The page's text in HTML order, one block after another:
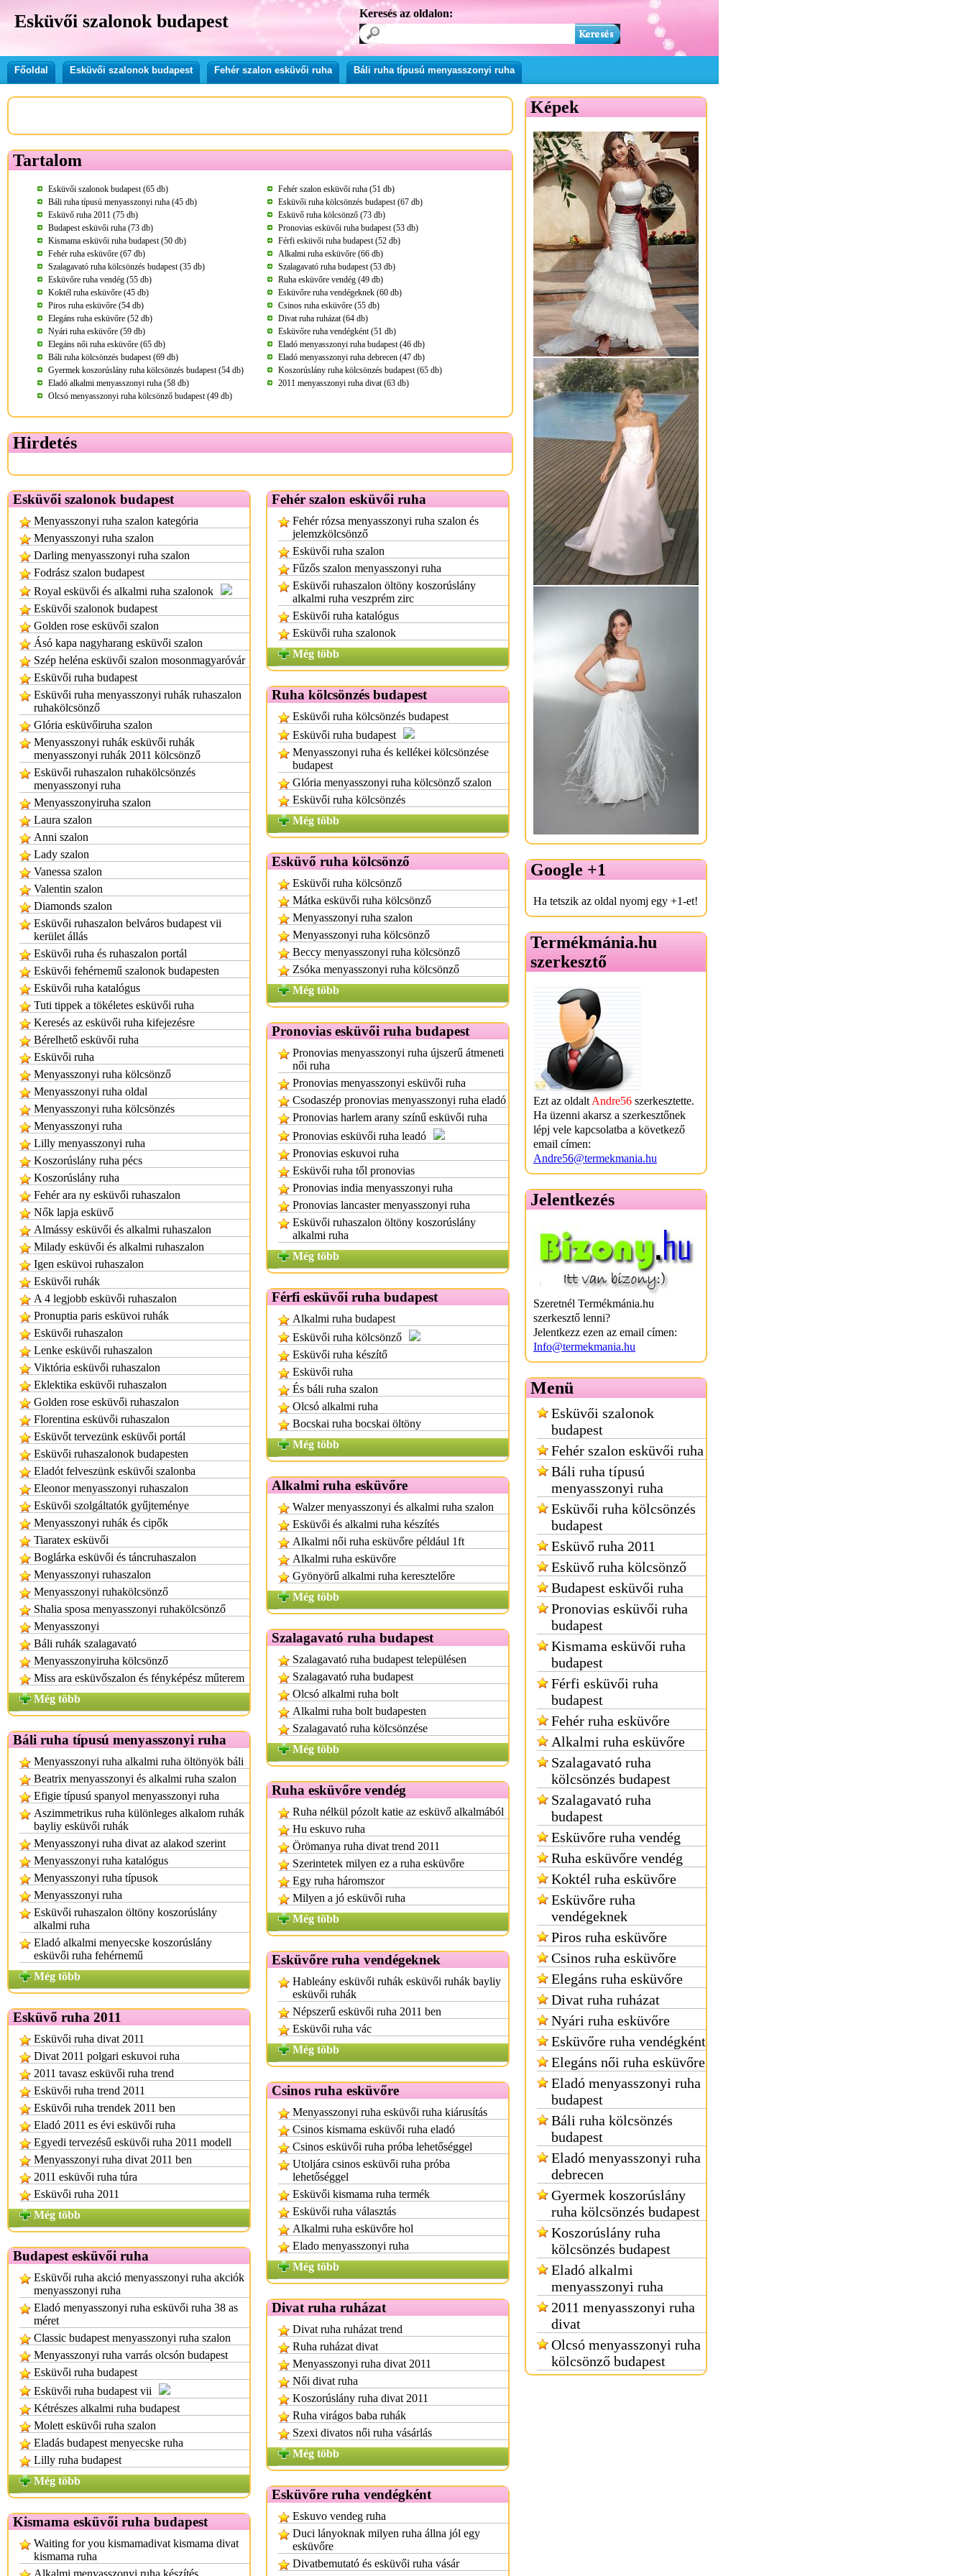
Esküvői szalonok budapest Keresés az oldalon:
Főoldal Esküvői szalonok budapest Fehér szalon esküvői ruha Báli ruha típusú menyasszonyi ruha
Tartalom
Esküvői szalonok budapest (65 db)
Fehér szalon esküvői ruha (51 db)
Báli ruha típusú menyasszonyi ruha (45 db)
Esküvői ruha kölcsönzés budapest (67 db)
Esküvő ruha 2011 (75 db)
Esküvő ruha kölcsönző (73 db)
Budapest esküvői ruha (73 db)
Pronovias esküvői ruha budapest (53 db)
Kismama esküvői ruha budapest (50 db)
Férfi esküvői ruha budapest (52 db)
Fehér ruha esküvőre (67 db)
Alkalmi ruha esküvőre (66 db)
Szalagavató ruha kölcsönzés budapest (35 db)
Szalagavató ruha budapest (53 db)
Esküvőre ruha vendég (55 db)
Ruha esküvőre vendég (49 db)
Koktél ruha esküvőre (45 db)
Esküvőre ruha vendégeknek (60 db)
Piros ruha esküvőre (54 db)
Csinos ruha esküvőre (55 db)
Elegáns ruha esküvőre (52 db)
Divat ruha ruházat (64 db)
Nyári ruha esküvőre (59 db)
Esküvőre ruha vendégként (51 db)
Elegáns női ruha esküvőre (65 db)
Eladó menyasszonyi ruha budapest (46 db)
Báli ruha kölcsönzés budapest (69 db)
Eladó menyasszonyi ruha debrecen (47 db)
Gyermek koszorúslány ruha kölcsönzés budapest (54 db)
Koszorúslány ruha kölcsönzés budapest (65 db)
Eladó alkalmi menyasszonyi ruha (58 db)
2011 menyasszonyi ruha divat (63 db)
Olcsó menyasszonyi ruha kölcsönző budapest (49 db)
Hirdetés
Esküvői szalonok budapest
Menyasszonyi ruha szalon kategória
Menyasszonyi ruha szalon
Darling menyasszonyi ruha szalon
Fodrász szalon budapest
Royal esküvői és alkalmi ruha szalonok
Esküvői szalonok budapest
Golden rose esküvői szalon
Ásó kapa nagyharang esküvői szalon
Szép heléna esküvői szalon mosonmagyaróvár
Esküvői ruha budapest
Esküvői ruha menyasszonyi ruhák ruhaszalon
ruhakölcsönző
Glória esküvőiruha szalon
Menyasszonyi ruhák esküvői ruhák
menyasszonyi ruhák 2011 kölcsönző
Esküvői ruhaszalon ruhakölcsönzés
menyasszonyi ruha
Menyasszonyiruha szalon
Laura szalon
Anni szalon
Lady szalon
Vanessa szalon
Valentin szalon
Diamonds szalon
Esküvői ruhaszalon belváros budapest vii
kerület állás
Esküvői ruha és ruhaszalon portál
Esküvői fehérnemű szalonok budapesten
Esküvői ruha katalógus
Tuti tippek a tökéletes esküvői ruha
Keresés az esküvői ruha kifejezésre
Bérelhető esküvői ruha
Esküvői ruha
Menyasszonyi ruha kölcsönző
Menyasszonyi ruha oldal
Menyasszonyi ruha kölcsönzés
Menyasszonyi ruha
Lilly menyasszonyi ruha
Koszorúslány ruha pécs
Koszorúslány ruha
Fehér ara ny esküvői ruhaszalon
Nők lapja esküvő
Almássy esküvői és alkalmi ruhaszalon
Milady esküvői és alkalmi ruhaszalon
Igen esküvoi ruhaszalon
Esküvői ruhák
A 4 legjobb esküvői ruhaszalon
Pronuptia paris esküvoi ruhák
Esküvői ruhaszalon
Lenke esküvői ruhaszalon
Viktória esküvői ruhaszalon
Eklektika esküvői ruhaszalon
Golden rose esküvői ruhaszalon
Florentina esküvői ruhaszalon
Esküvőt tervezünk esküvői portál
Esküvői ruhaszalonok budapesten
Eladót felveszünk esküvői szalonba
Eleonor menyasszonyi ruhaszalon
Esküvői szolgáltatók gyűjteménye
Menyasszonyi ruhák és cipők
Tiaratex esküvői
Boglárka esküvői és táncruhaszalon
Menyasszonyi ruhaszalon
Menyasszonyi ruhakölcsönző
Shalia sposa menyasszonyi ruhakölcsönző
Menyasszonyi
Báli ruhák szalagavató
Menyasszonyiruha kölcsönző
Miss ara esküvőszalon és fényképész műterem
Még több
Báli ruha típusú menyasszonyi ruha
Menyasszonyi ruha alkalmi ruha öltönyök báli
Beatrix menyasszonyi és alkalmi ruha szalon
Efigie típusú spanyol menyasszonyi ruha
Aszimmetrikus ruha különleges alkalom ruhák
bayliy esküvői ruhák
Menyasszonyi ruha divat az alakod szerint
Menyasszonyi ruha katalógus
Menyasszonyi ruha típusok
Menyasszonyi ruha
Esküvői ruhaszalon öltöny koszorúslány
alkalmi ruha
Eladó alkalmi menyecske koszorúslány
esküvői ruha fehérnemű
Még több
Esküvő ruha 2011
Esküvői ruha divat 2011
Divat 2011 polgari eskuvoi ruha
2011 tavasz esküvői ruha trend
Esküvői ruha trend 2011
Esküvői ruha trendek 2011 ben
Eladó 2011 es évi esküvői ruha
Egyedi tervezésű esküvői ruha 2011 modell
Menyasszonyi ruha divat 2011 ben
2011 esküvői ruha túra
Esküvői ruha 2011
Még több
Budapest esküvői ruha
Esküvői ruha akció menyasszonyi ruha akciók
menyasszonyi ruha
Eladó menyasszonyi ruha esküvői ruha 38 as
méret
Classic budapest menyasszonyi ruha szalon
Menyasszonyi ruha varrás olcsón budapest
Esküvői ruha budapest
Esküvői ruha budapest vii
Kétrészes alkalmi ruha budapest
Molett esküvői ruha szalon
Eladás budapest menyecske ruha
Lilly ruha budapest
Még több
Kismama esküvői ruha budapest
Waiting for you kismamadivat kismama divat
kismama ruha
Alkalmi menyasszonyi ruha készítés
Fehér szalon esküvői ruha
Fehér rózsa menyasszonyi ruha szalon és
jelemzkölcsönző
Esküvői ruha szalon
Fűzős szalon menyasszonyi ruha
Esküvői ruhaszalon öltöny koszorúslány
alkalmi ruha veszprém zirc
Esküvői ruha katalógus
Esküvői ruha szalonok
Még több
Ruha kölcsönzés budapest
Esküvői ruha kölcsönzés budapest
Esküvői ruha budapest
Menyasszonyi ruha és kellékei kölcsönzése
budapest
Glória menyasszonyi ruha kölcsönző szalon
Esküvői ruha kölcsönzés
Még több
Esküvő ruha kölcsönző
Esküvői ruha kölcsönző
Mátka esküvői ruha kölcsönző
Menyasszonyi ruha szalon
Menyasszonyi ruha kölcsönző
Beccy menyasszonyi ruha kölcsönző
Zsóka menyasszonyi ruha kölcsönző
Még több
Pronovias esküvői ruha budapest
Pronovias menyasszonyi ruha újszerű átmeneti
női ruha
Pronovias menyasszonyi esküvői ruha
Csodaszép pronovias menyasszonyi ruha eladó
Pronovias harlem arany színű esküvői ruha
Pronovias esküvői ruha leadó
Pronovias eskuvoi ruha
Esküvői ruha től pronovias
Pronovias india menyasszonyi ruha
Pronovias lancaster menyasszonyi ruha
Esküvői ruhaszalon öltöny koszorúslány
alkalmi ruha
Még több
Férfi esküvői ruha budapest
Alkalmi ruha budapest
Esküvői ruha kölcsönző
Esküvői ruha készítő
Esküvői ruha
És báli ruha szalon
Olcsó alkalmi ruha
Bocskai ruha bocskai öltöny
Még több
Alkalmi ruha esküvőre
Walzer menyasszonyi és alkalmi ruha szalon
Esküvői és alkalmi ruha készítés
Alkalmi női ruha esküvőre például 1ft
Alkalmi ruha esküvőre
Gyönyörű alkalmi ruha keresztelőre
Még több
Szalagavató ruha budapest
Szalagavató ruha budapest településen
Szalagavató ruha budapest
Olcsó alkalmi ruha bolt
Alkalmi ruha bolt budapesten
Szalagavató ruha kölcsönzése
Még több
Ruha esküvőre vendég
Ruha nélkül pózolt katie az esküvő alkalmából
Hu eskuvo ruha
Örömanya ruha divat trend 2011
Szerintetek milyen ez a ruha esküvőre
Egy ruha háromszor
Milyen a jó esküvői ruha
Még több
Esküvőre ruha vendégeknek
Hableány esküvői ruhák esküvői ruhák bayliy
esküvői ruhák
Népszerű esküvői ruha 2011 ben
Esküvői ruha vác
Még több
Csinos ruha esküvőre
Menyasszonyi ruha esküvői ruha kiárusítás
Csinos kismama esküvői ruha eladó
Csinos esküvői ruha próba lehetőséggel
Utoljára csinos esküvői ruha próba
lehetőséggel
Esküvői kismama ruha termék
Esküvői ruha választás
Alkalmi ruha esküvőre hol
Elado menyasszonyi ruha
Még több
Divat ruha ruházat
Divat ruha ruházat trend
Ruha ruházat divat
Menyasszonyi ruha divat 2011
Női divat ruha
Koszorúslány ruha divat 2011
Ruha virágos baba ruhák
Szexi divatos női ruha vásárlás
Még több
Esküvőre ruha vendégként
Eskuvo vendeg ruha
Duci lányoknak milyen ruha állna jól egy
esküvőre
Divatbemutató és esküvői ruha vásár
Képek
Google +1
Ha tetszik az oldal nyomj egy +1-et!
Termékmánia.hu
szerkesztő
Ezt az oldalt Andre56 szerkesztette.
Ha üzenni akarsz a szerkesztőnek
lépj vele kapcsolatba a következő
email címen:
Andre56@termekmania.hu
Jelentkezés
Szeretnél Termékmánia.hu
szerkesztő lenni?
Jelentkezz ezen az email címen:
Info@termekmania.hu
Menü
Esküvői szalonok
budapest
Fehér szalon esküvői ruha
Báli ruha típusú
menyasszonyi ruha
Esküvői ruha kölcsönzés
budapest
Esküvő ruha 2011
Esküvő ruha kölcsönző
Budapest esküvői ruha
Pronovias esküvői ruha
budapest
Kismama esküvői ruha
budapest
Férfi esküvői ruha
budapest
Fehér ruha esküvőre
Alkalmi ruha esküvőre
Szalagavató ruha
kölcsönzés budapest
Szalagavató ruha
budapest
Esküvőre ruha vendég
Ruha esküvőre vendég
Koktél ruha esküvőre
Esküvőre ruha
vendégeknek
Piros ruha esküvőre
Csinos ruha esküvőre
Elegáns ruha esküvőre
Divat ruha ruházat
Nyári ruha esküvőre
Esküvőre ruha vendégként
Elegáns női ruha esküvőre
Eladó menyasszonyi ruha
budapest
Báli ruha kölcsönzés
budapest
Eladó menyasszonyi ruha
debrecen
Gyermek koszorúslány
ruha kölcsönzés budapest
Koszorúslány ruha
kölcsönzés budapest
Eladó alkalmi
menyasszonyi ruha
2011 menyasszonyi ruha
divat
Olcsó menyasszonyi ruha
kölcsönző budapest